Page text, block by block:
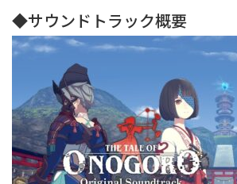
◆サウンドトラック概要